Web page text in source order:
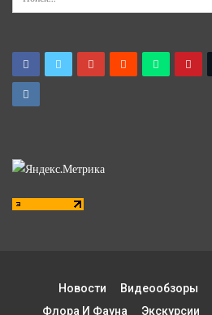
Новости Видеообзоры
Флора И Фауна
Экскурсии